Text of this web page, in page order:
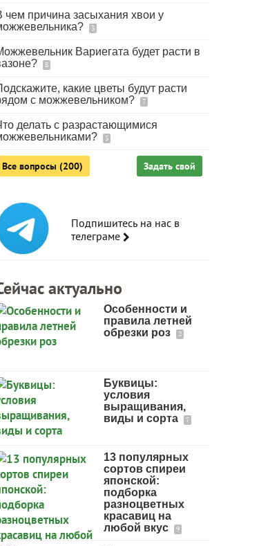
чем причина засыхания хвои у
3
Вариегата будет расти в
8
какие цветы будут расти
с можжевельником?
7
делать с разрастающимися
3
Все вопросы (200) Задать свой
Подпишитесь на нас в
телеграме
актуально
Особенности и
правила летней
обрезки роз
2
Буквицы:
условия
выращивания,
виды и сорта
7
13 популярных
сортов спиреи
японской:
подборка
разноцветных
красавиц на
любой вкус
9